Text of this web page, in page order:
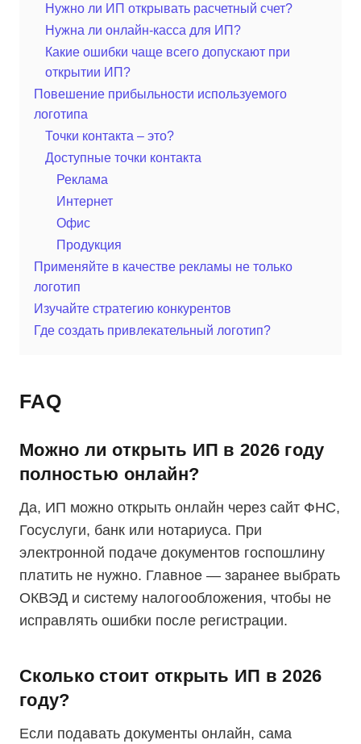
Нужно ли ИП открывать расчетный счет?
Нужна ли онлайн-касса для ИП?
Какие ошибки чаще всего допускают при
открытии ИП?
Повешение прибыльности используемого
логотипа
Точки контакта – это?
Доступные точки контакта
Реклама
Интернет
Офис
Продукция
Применяйте в качестве рекламы не только
логотип
Изучайте стратегию конкурентов
Где создать привлекательный логотип?
FAQ
Можно ли открыть ИП в 2026 году
полностью онлайн?
Да, ИП можно открыть онлайн через сайт ФНС,
Госуслуги, банк или нотариуса. При
электронной подаче документов госпошлину
платить не нужно. Главное — заранее выбрать
ОКВЭД и систему налогообложения, чтобы не
исправлять ошибки после регистрации.
Сколько стоит открыть ИП в 2026
году?
Если подавать документы онлайн, сама